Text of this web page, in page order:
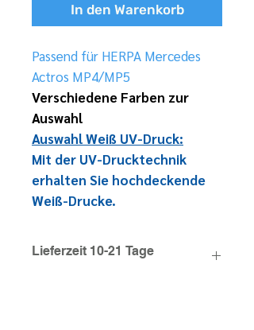
In den Warenkorb
Passend für HERPA Mercedes
Actros MP4/MP5
Verschiedene Farben zur
Auswahl
Auswahl Weiß UV-Druck:
Mit der UV-Drucktechnik
erhalten Sie hochdeckende
Weiß-Drucke.
Lieferzeit 10-21 Tage